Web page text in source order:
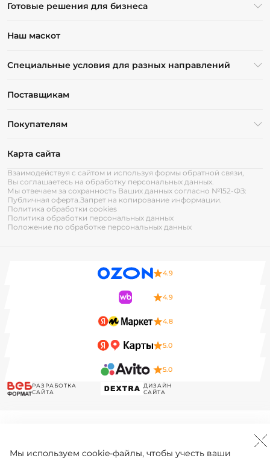
Готовые решения для бизнеса
Наш маскот
Специальные условия для разных направлений
Поставщикам
Покупателям
Карта сайта
Взаимодействуя с сайтом и используя формы обратной связи,
Вы соглашаетесь на обработку персональных данных.
Мы отвечаем за сохранность Ваших данных согласно №152-ФЗ:
Публичная оферта.Запрет на копирование информации.
Политика обработки cookies
Политика обработки персональных данных
Положение по обработке персональных данных
4.9
4.9
4.8
5.0
5.0
РАЗРАБОТКА
САЙТА
ДИЗАЙН
САЙТА
Мы используем cookie-файлы, чтобы учесть ваши